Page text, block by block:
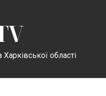
області